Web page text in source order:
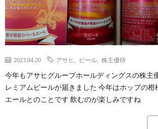
2023.04.20 アサヒ ビール 株主優待
今年もアサヒグループホールディングスの株主
レミアムビールが届きました 今年はホップの
エールとのことです 飲むのが楽しみですね